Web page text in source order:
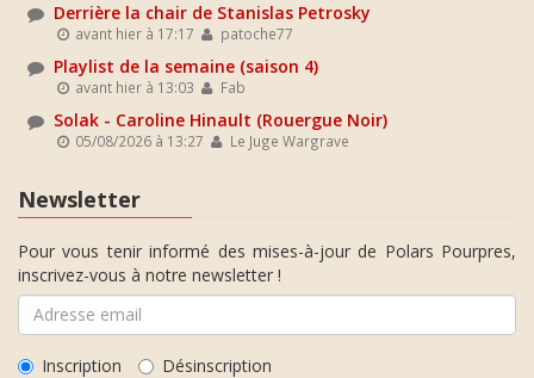
Derrière la chair de Stanislas Petrosky
avant hier à 17:17 patoche77
Playlist de la semaine (saison 4)
avant hier à 13:03 Fab
Solak - Caroline Hinault (Rouergue Noir)
05/08/2026 à 13:27 Le Juge Wargrave
Newsletter
Pour vous tenir informé des mises-à-jour de Polars Pourpres,
inscrivez-vous à notre newsletter !
Inscription Désinscription